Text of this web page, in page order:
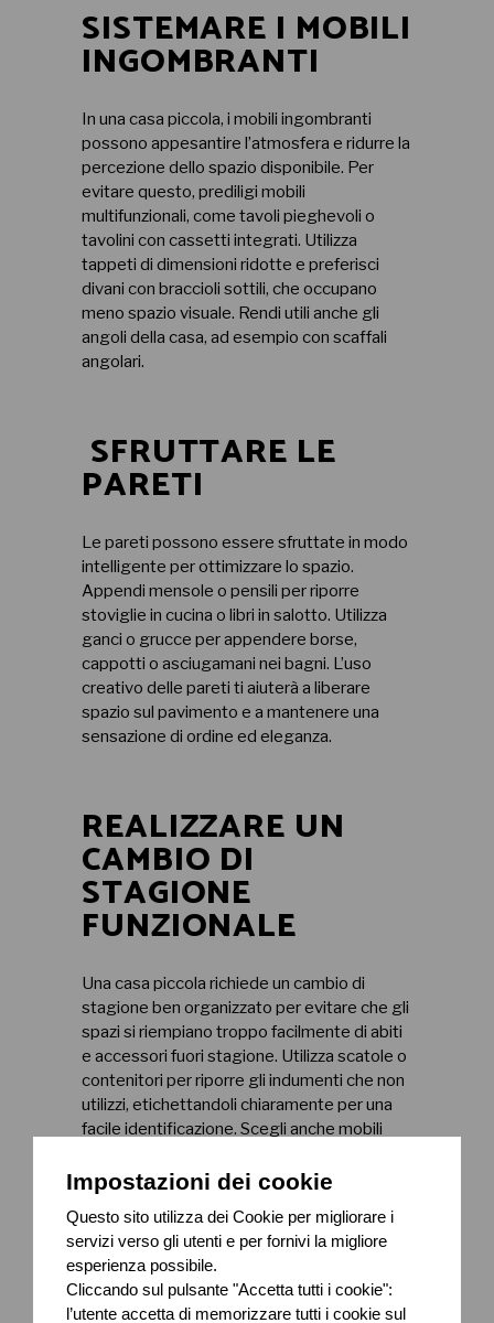
Impostazioni dei cookie
Questo sito utilizza dei Cookie per migliorare i
servizi verso gli utenti e per fornivi la migliore
esperienza possibile.
Cliccando sul pulsante "Accetta tutti i cookie":
l’utente accetta di memorizzare tutti i cookie sul
SISTEMARE I MOBILI
INGOMBRANTI
In una casa piccola, i mobili ingombranti
possono appesantire l’atmosfera e ridurre la
percezione dello spazio disponibile. Per
evitare questo, prediligi mobili
multifunzionali, come tavoli pieghevoli o
tavolini con cassetti integrati. Utilizza
tappeti di dimensioni ridotte e preferisci
divani con braccioli sottili, che occupano
meno spazio visuale. Rendi utili anche gli
angoli della casa, ad esempio con scaffali
angolari.
SFRUTTARE LE
PARETI
Le pareti possono essere sfruttate in modo
intelligente per ottimizzare lo spazio.
Appendi mensole o pensili per riporre
stoviglie in cucina o libri in salotto. Utilizza
ganci o grucce per appendere borse,
cappotti o asciugamani nei bagni. L’uso
creativo delle pareti ti aiuterà a liberare
spazio sul pavimento e a mantenere una
sensazione di ordine ed eleganza.
REALIZZARE UN
CAMBIO DI
STAGIONE
FUNZIONALE
Una casa piccola richiede un cambio di
stagione ben organizzato per evitare che gli
spazi si riempiano troppo facilmente di abiti
e accessori fuori stagione. Utilizza scatole o
contenitori per riporre gli indumenti che non
utilizzi, etichettandoli chiaramente per una
facile identificazione. Scegli anche mobili
comodini o panche contenitore.
Puoi leggere anche Il nuovo
catalogo Ikea 2021